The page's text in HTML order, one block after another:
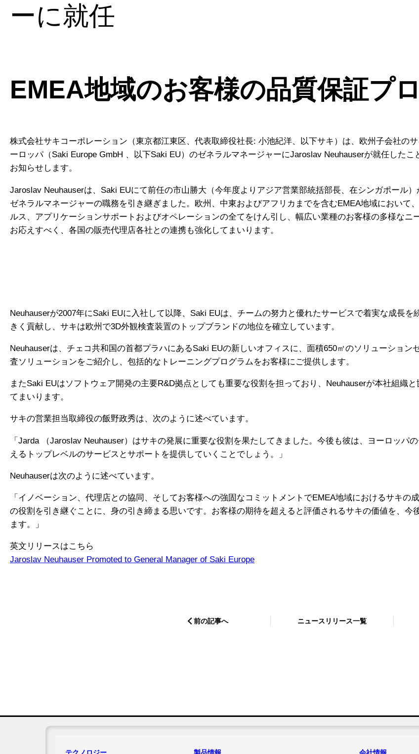
ーに就任
EMEA地域のお客様の品質保証プ
株式会社サキコーポレーション（東京都江東区、代表取締役社長: 小池紀洋、以下サキ）は、欧州子会社のサ
ーロッパ（Saki Europe GmbH 、以下Saki EU）のゼネラルマネージャーにJaroslav Neuhauserが就任したこ
お知らせします。
Jaroslav Neuhauserは、Saki EUにて前任の市山勝大（今年度よりアジア営業部統括部長、在シンガポール）
ゼネラルマネージャーの職務を引き継ぎました。欧州、中東およびアフリカまでを含むEMEA地域において
ルス、アプリケーションサポートおよびオペレーションの全てをけん引し、幅広い業種のお客様の多様なニ
お応えすべく、各国の販売代理店各社との連携も強化してまいります。
Neuhauserが2007年にSaki EUに入社して以降、Saki EUは、チームの努力と優れたサービスで着実な成長
きく貢献し、サキは欧州で3D外観検査装置のトップブランドの地位を確立しています。
Neuhauserは、チェコ共和国の首都プラハにあるSaki EUの新しいオフィスに、面積650㎡のソリューショ
査ソリューションをご紹介し、包括的なトレーニングプログラムをお客様にご提供します。
またSaki EUはソフトウェア開発の主要R&D拠点としても重要な役割を担っており、Neuhauserが本社組織
てまいります。
サキの営業担当取締役の飯野政秀は、次のように述べています。
「Jarda （Jaroslav Neuhauser）はサキの発展に重要な役割を果たしてきました。今後も彼は、ヨーロッパ
えるトップレベルのサービスとサポートを提供していくことでしょう。」
Neuhauserは次のように述べています。
「イノベーション、代理店との協同、そしてお客様への強固なコミットメントでEMEA地域におけるサキ
の役割を引き継ぐことに、身の引き締まる思いです。お客様の期待を超えると評価されるサキの価値を、
ます。」
英文リリースはこちら
Jaroslav Neuhauser Promoted to General Manager of Saki Europe
前の記事へ ニュースリリース一覧